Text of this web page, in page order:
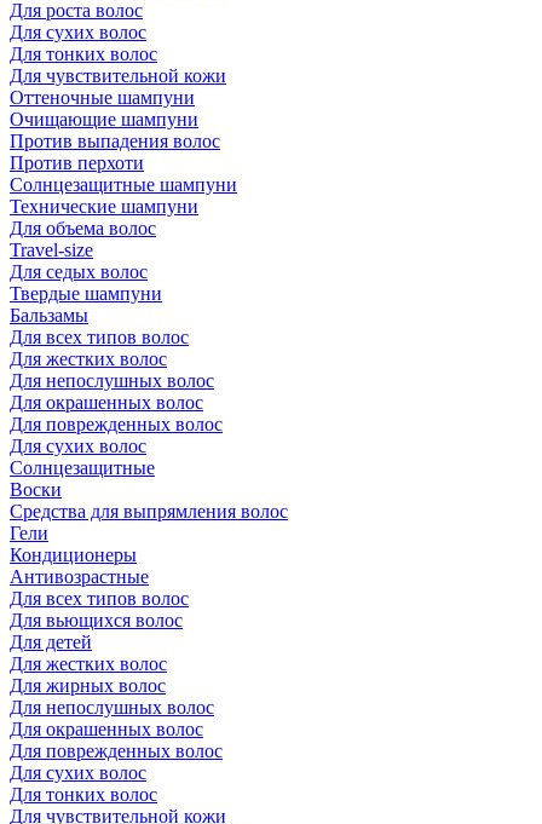
Для роста волос
Для сухих волос
Для тонких волос
Для чувствительной кожи
Оттеночные шампуни
Очищающие шампуни
Против выпадения волос
Против перхоти
Солнцезащитные шампуни
Технические шампуни
Для объема волос
Travel-size
Для седых волос
Твердые шампуни
Бальзамы
Для всех типов волос
Для жестких волос
Для непослушных волос
Для окрашенных волос
Для поврежденных волос
Для сухих волос
Солнцезащитные
Воски
Средства для выпрямления волос
Гели
Кондиционеры
Антивозрастные
Для всех типов волос
Для вьющихся волос
Для детей
Для жестких волос
Для жирных волос
Для непослушных волос
Для окрашенных волос
Для поврежденных волос
Для сухих волос
Для тонких волос
Для чувствительной кожи